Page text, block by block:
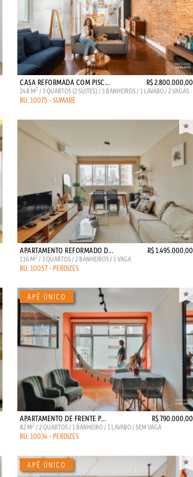
CASA REFORMADA COM PISC... R$ 2.800.000,00
248 M2 / 3 QUARTOS (2 SUITES) / 3 BANHEIROS / 1 LAVABO / 2 VAGAS
RU: 10075 - SUMARÉ
APARTAMENTO REFORMADO D... R$ 1.495.000,00
116 M2 / 3 QUARTOS / 2 BANHEIROS / 1 VAGA
RU: 10057 - PERDIZES
APARTAMENTO DE FRENTE P... R$ 790.000,00
82 M2 / 2 QUARTOS / 1 BANHEIRO / 1 LAVABO / SEM VAGA
RU: 10034 - PERDIZES